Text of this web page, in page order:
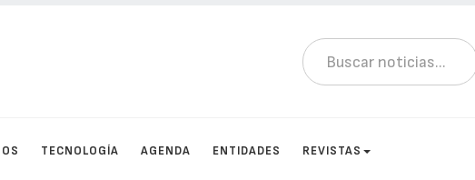
TECNOLOGÍA AGENDA ENTIDADES REVISTAS